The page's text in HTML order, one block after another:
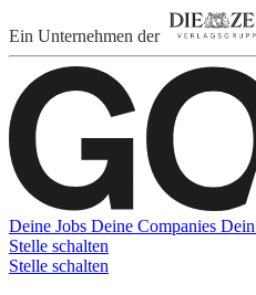
Ein Unternehmen der
Deine Jobs Deine Companies
Stelle schalten
Stelle schalten